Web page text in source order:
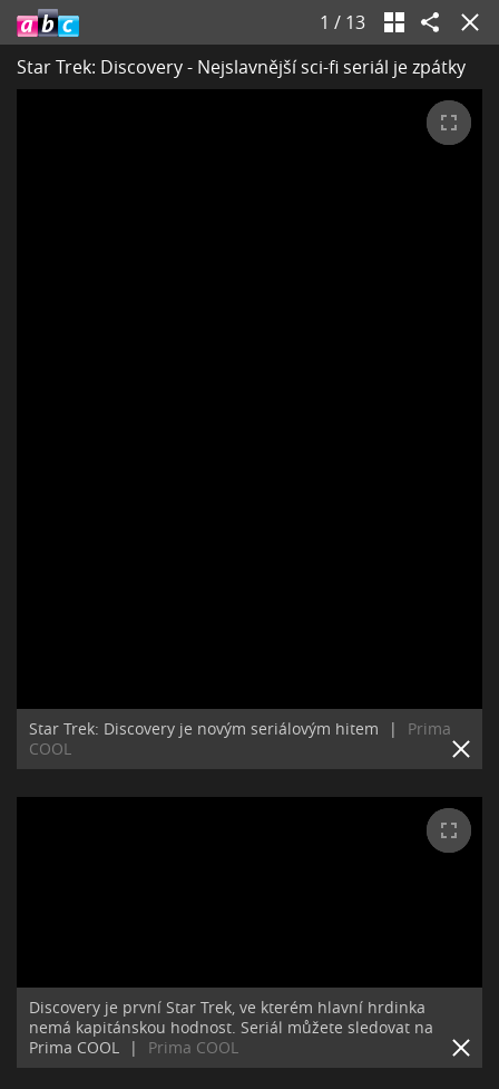
1 / 13
Star Trek: Discovery - Nejslavnější sci-fi seriál je zpátky
Star Trek: Discovery je novým seriálovým hitem |
Prima
COOL
Discovery je první Star Trek, ve kterém hlavní hrdinka
nemá kapitánskou hodnost. Seriál můžete sledovat na
Prima COOL
| Prima COOL